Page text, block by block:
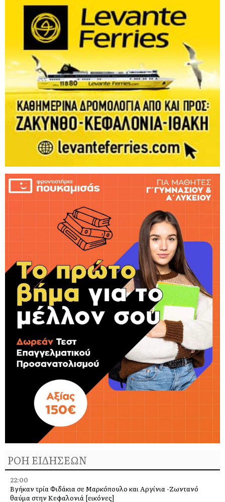
ΡΟΗ ΕΙΔΗΣΕΩΝ
22:00
Βγήκαν τρία Φιδάκια σε Μαρκόπουλο και Αργίνια -Ζωντανό
θαύμα στην Κεφαλονιά [εικόνες]